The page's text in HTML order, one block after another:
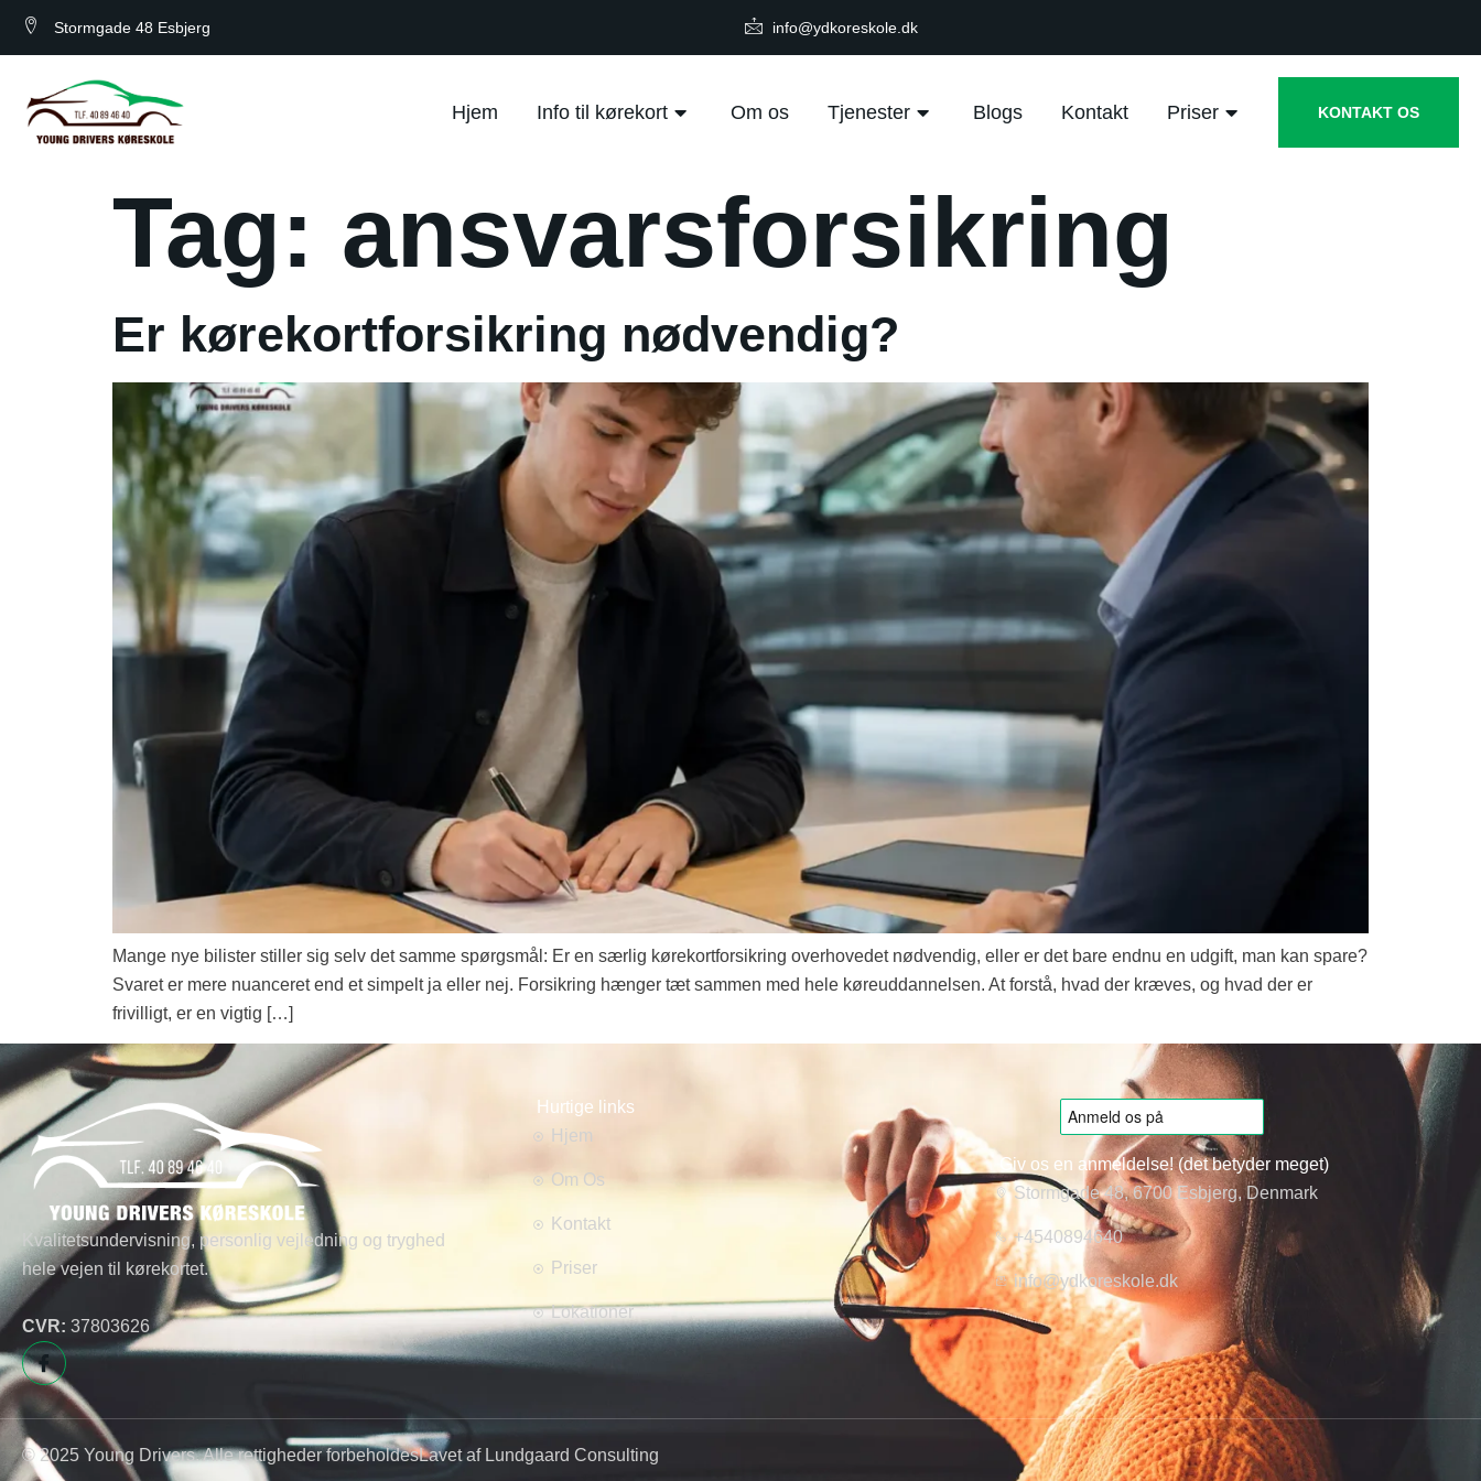
Stormgade 48 Esbjerg info@ydkoreskole.dk
Hjem Info til kørekort Om os Tjenester Blogs Kontakt Priser KONTAKT OS
Tag: ansvarsforsikring
Er kørekortforsikring nødvendig?
Mange nye bilister stiller sig selv det samme spørgsmål: Er en særlig kørekortforsikring overhovedet nødvendig, eller er det bare endnu en udgift, man kan spare?
Svaret er mere nuanceret end et simpelt ja eller nej. Forsikring hænger tæt sammen med hele køreuddannelsen. At forstå, hvad der kræves, og hvad der er
frivilligt, er en vigtig […]
Kvalitetsundervisning, personlig vejledning og tryghed
hele vejen til kørekortet.
CVR: 37803626
Hurtige links
Hjem
Om Os
Kontakt
Priser
Lokationer
Giv os en anmeldelse! (det betyder meget)
Stormgade 48, 6700 Esbjerg, Denmark
+4540894640
info@ydkoreskole.dk
© 2025 Young Drivers. Alle rettigheder forbeholdesLavet af Lundgaard Consulting